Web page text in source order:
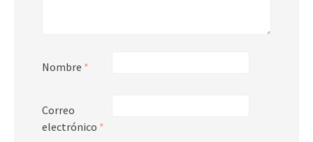
Nombre *
Correo
electrónico *